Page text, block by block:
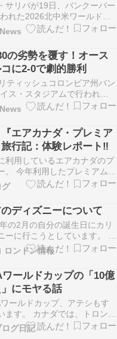
サリバが19日、バンクーバー
れた2026北中米ワールドカ
ゴールを決めた後、負傷によ
スマエル・コネのユニフォー
ーを行っている。カナ […]
の劣勢を覆す！オース
に2-0で劇的勝利
ティッシュコロンビア州バン
ス・スタジアムで行われた
カップ・グループD第1戦の
喜ぶオーストラリア代表の選
ー | AP連合ニュ […]
『エアカナダ・プレミア
行記：体験レポート‼︎
利用しているエアカナダのプ
。 今年利用したプレミアムエ
利用となりました。 そんな
ーの体験レポートを紹介させ
ブログ 【カナダ生活】快適
アカナダ・メープルリーフラ
グ
ディズニーについて
の2月の自分の誕生日にカリ
ーに行こうとしています。 そ
していて、留学中の旅行とし
バーから行く予定です。 現時
定なのでその底で話を進めさ
よろしくお願いいたします。
ロンドン情報
ールドカップの「10億
にモヤる話
ールドカップ、アテシもす
ます。 カナダでは、トロント
計13試合が行われます。 街
来て、ユニフォーム姿の人た
グ日記